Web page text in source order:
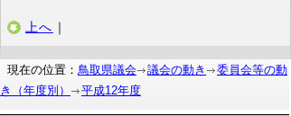
上へ ｜
現在の位置： 鳥取県議会 議会の動き
委員会等の動
き（年度別）
平成12年度